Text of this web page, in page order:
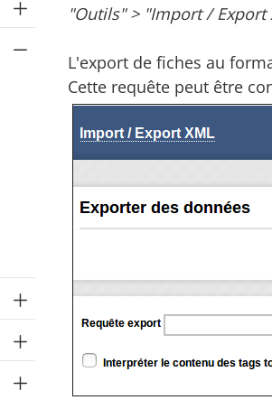
"Outils" > "Import / Export
L'export de fiches au
Cette requête peut être